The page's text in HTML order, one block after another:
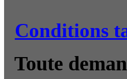
Conditions
Toute